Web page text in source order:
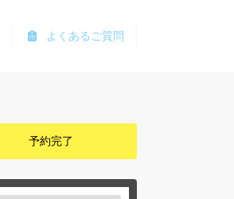
よくあるご質問
予約完了